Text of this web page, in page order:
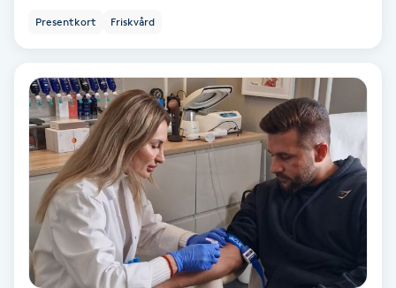
Hollywood Peel
Hot Stone Massage
Hot yoga
Hudföryngring
Presentkort Friskvård